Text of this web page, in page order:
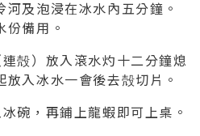
河及泡浸在冰水內五分鐘。
份備用。
殻）放入滾水灼十二分鐘熄
放入冰水一會後去殻切片。
碗，再鋪上龍蝦即可上桌。